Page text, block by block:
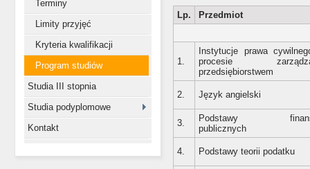
Terminy
Limity przyjęć
Kryteria kwalifikacji
Program studiów
Studia III stopnia
Studia podyplomowe
Kontakt
Lp. Przedmiot
1.
Instytucje prawa
procesie
przedsiębiorstwem
2. Język angielski
3.
Podstawy
publicznych
4. Podstawy teorii podatku